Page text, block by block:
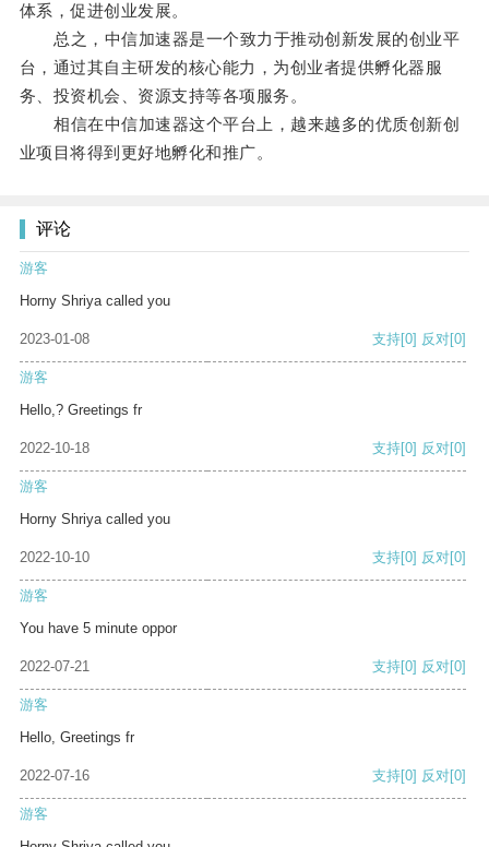
体系，促进创业发展。
总之，中信加速器是一个致力于推动创新发展的创业平
台，通过其自主研发的核心能力，为创业者提供孵化器服
务、投资机会、资源支持等各项服务。
相信在中信加速器这个平台上，越来越多的优质创新创
业项目将得到更好地孵化和推广。
评论
游客
Horny Shriya called you
2023-01-08 支持[0] 反对[0]
游客
Hello,? Greetings fr
2022-10-18 支持[0] 反对[0]
游客
Horny Shriya called you
2022-10-10 支持[0] 反对[0]
游客
You have 5 minute oppor
2022-07-21 支持[0] 反对[0]
游客
Hello, Greetings fr
2022-07-16 支持[0] 反对[0]
游客